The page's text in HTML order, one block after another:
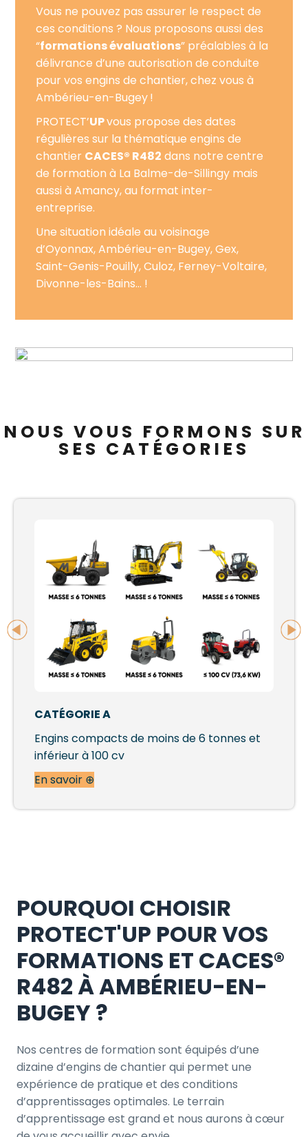
Vous ne pouvez pas assurer le respect de
ces conditions ? Nous proposons aussi des
“formations évaluations” préalables à la
délivrance d’une autorisation de conduite
pour vos engins de chantier, chez vous à
Ambérieu-en-Bugey!
PROTECT’UPvous propose des dates
régulières sur la thématique engins de
chantier CACES® R482 dans notre centre
de formation à La Balme-de-Sillingy mais
aussi à Amancy, au format inter-
entreprise.
Une situation idéale au voisinage
d’Oyonnax, Ambérieu-en-Bugey, Gex,
Saint-Genis-Pouilly, Culoz, Ferney-Voltaire,
Divonne-les-Bains… !
NOUS VOUS FORMONS SUR
SES CATÉGORIES
CATÉGORIE A
Engins compacts de moins de 6 tonnes et
inférieur à 100 cv
En savoir ⊕
POURQUOI CHOISIR
PROTECT'UP POUR VOS
FORMATIONS ET CACES®
R482 À AMBÉRIEU-EN-
BUGEY ?
Nos centres de formation sont équipés d’une
dizaine d’engins de chantier qui permet une
expérience de pratique et des conditions
d’apprentissages optimales. Le terrain
d’apprentissage est grand et nous aurons à cœur